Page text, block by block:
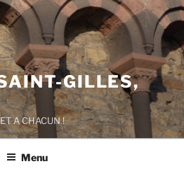
GILLES,
A CHACUN !
Menu